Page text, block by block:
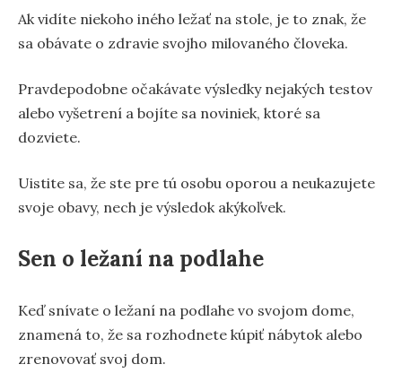
Ak vidíte niekoho iného ležať na stole, je to znak, že
sa obávate o zdravie svojho milovaného človeka.
Pravdepodobne očakávate výsledky nejakých testov
alebo vyšetrení a bojíte sa noviniek, ktoré sa
dozviete.
Uistite sa, že ste pre tú osobu oporou a neukazujete
svoje obavy, nech je výsledok akýkoľvek.
Sen o ležaní na podlahe
Keď snívate o ležaní na podlahe vo svojom dome,
znamená to, že sa rozhodnete kúpiť nábytok alebo
zrenovovať svoj dom.